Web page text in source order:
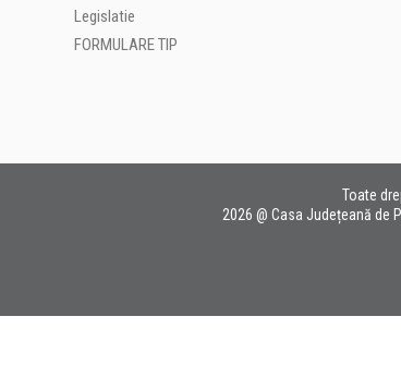
Legislatie
FORMULARE TIP
Toate
2026 @ Casa Județeană de